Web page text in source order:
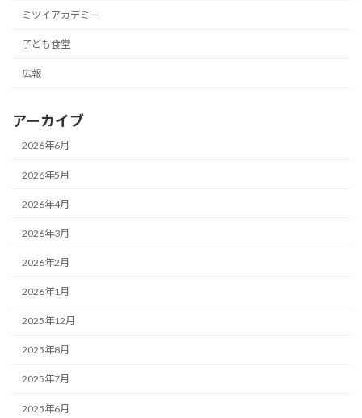
ミツイアカデミー
子ども食堂
広報
アーカイブ
2026年6月
2026年5月
2026年4月
2026年3月
2026年2月
2026年1月
2025年12月
2025年8月
2025年7月
2025年6月